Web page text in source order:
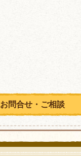
お問合せ・ご相談